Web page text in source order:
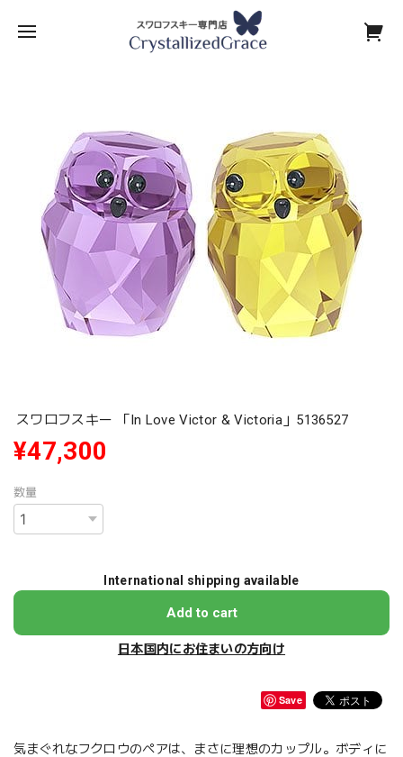
スワロフスキー 「In Love Victor & Victoria」5136527
¥47,300
数量
International shipping available
Add to cart
日本国内にお住まいの方向け
Save
気まぐれなフクロウのペアは、まさに理想のカップル。ボディに